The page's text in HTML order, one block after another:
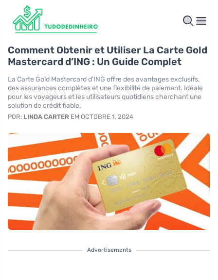
Comment Obtenir et Utiliser La Carte Gold
Mastercard d’ING : Un Guide Complet
La Carte Gold Mastercard d'ING offre des avantages exclusifs,
des assurances complètes et une flexibilité de paiement. Idéale
pour les voyageurs et les utilisateurs quotidiens cherchant une
solution de crédit fiable.
POR: LINDA CARTER EM OCTOBRE 1, 2024
Advertisements